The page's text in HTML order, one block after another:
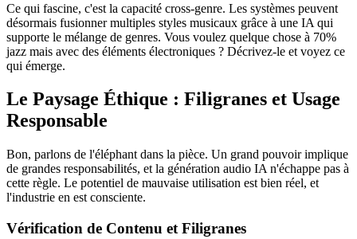
Ce qui fascine, c'est la capacité cross-genre. Les systèmes peuvent
désormais fusionner multiples styles musicaux grâce à une IA qui
supporte le mélange de genres. Vous voulez quelque chose à 70%
jazz mais avec des éléments électroniques ? Décrivez-le et voyez ce
qui émerge.
Le Paysage Éthique : Filigranes et Usage
Responsable
Bon, parlons de l'éléphant dans la pièce. Un grand pouvoir implique
de grandes responsabilités, et la génération audio IA n'échappe pas à
cette règle. Le potentiel de mauvaise utilisation est bien réel, et
l'industrie en est consciente.
Vérification de Contenu et Filigranes